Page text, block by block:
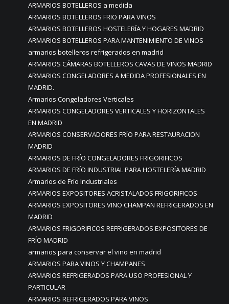
ARMARIOS BOTELLEROS a medida
ARMARIOS BOTELLEROS FRIO PARA VINOS
ARMARIOS BOTELLEROS HOSTELERÍA Y HOGARES MADRID
ARMARIOS BOTELLEROS PARA MANTENIMIENTO DE VINOS
armarios botelleros refrigerados en madrid
ARMARIOS CÁMARAS BOTELLEROS CAVAS DE VINOS MADRID
ARMARIOS CONGELADORES A MEDIDA PROFESIONALES EN
MADRID.
Armarios Congeladores Verticales
ARMARIOS CONGELADORES VERTICALES Y HORIZONTALES
EN MADRID
ARMARIOS CONSERVADORES FRÍO PARA RESTAURACION
MADRID
ARMARIOS DE FRÍO CONGELADORES FRIGORIFICOS
ARMARIOS DE FRÍO INDUSTRIAL PARA HOSTELERÍA MADRID
Armarios de Frío Industriales
ARMARIOS EXPOSITORES ACRISTALADOS FRIGORIFICOS
ARMARIOS EXPOSITORES VINO CHAMPAN REFRIGERADOS EN
MADRID
ARMARIOS FRIGORIFICOS REFRIGERADOS EXPOSITORES DE
FRÍO MADRID
armarios para conservar el vino en madrid
ARMARIOS PARA VINOS Y CHAMPANES
ARMARIOS REFRIGERADOS PARA USO PROFESIONAL Y
PARTICULAR
ARMARIOS REFRIGERADOS PARA VINOS